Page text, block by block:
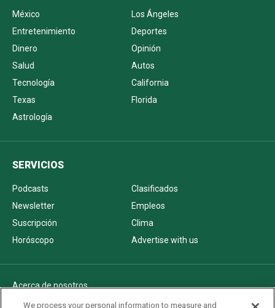
México
Los Ángeles
Entretenimiento
Deportes
Dinero
Opinión
Salud
Autos
Tecnología
California
Texas
Florida
Astrología
SERVICIOS
Podcasts
Clasificados
Newsletter
Empleos
Suscripción
Clima
Horóscopo
Advertise with us
Acerca de nosotros
Politica de privacidad
We process your personal information to measure and